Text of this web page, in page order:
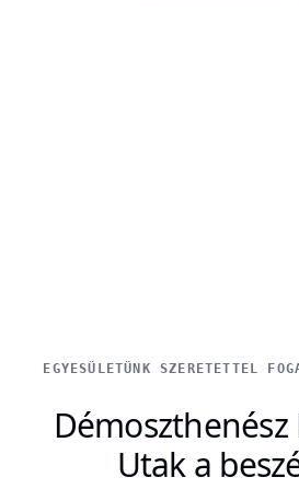
EGYESÜLETÜNK SZERETETTEL
Démoszthenész
Utak a